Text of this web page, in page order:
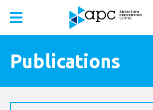
Publications